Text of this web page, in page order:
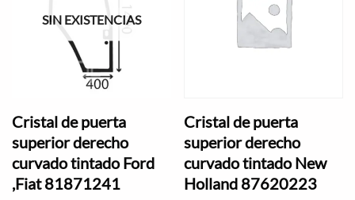
SIN EXISTENCIAS
Cristal de puerta
superior derecho
curvado tintado Ford
,Fiat 81871241
Cristal de puerta
superior derecho
curvado tintado New
Holland 87620223